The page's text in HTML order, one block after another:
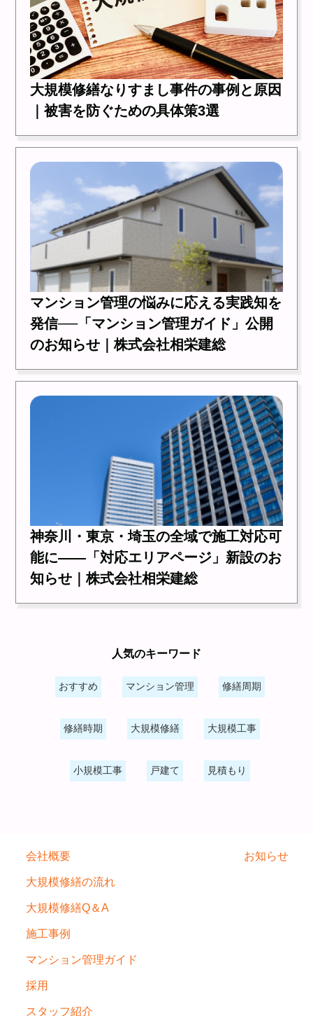
大規模修繕なりすまし事件の事例と原因
｜被害を防ぐための具体策3選
マンション管理の悩みに応える実践知を
発信──「マンション管理ガイド」公開
のお知らせ｜株式会社相栄建総
神奈川・東京・埼玉の全域で施工対応可
能に――「対応エリアページ」新設のお
知らせ｜株式会社相栄建総
人気のキーワード
おすすめ マンション管理 修繕周期
修繕時期 大規模修繕 大規模工事
小規模工事 戸建て 見積もり
会社概要
大規模修繕の流れ
大規模修繕Q＆A
施工事例
マンション管理ガイド
採用
スタッフ紹介
お知らせ